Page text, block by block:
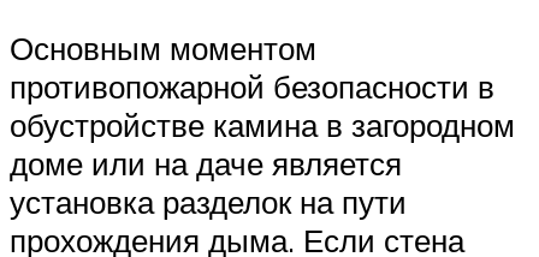
Основным моментом
противопожарной безопасности в
обустройстве камина в загородном
доме или на даче является
установка разделок на пути
прохождения дыма. Если стена